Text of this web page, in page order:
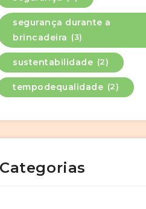
segurança durante a
brincadeira (3)
sustentabilidade (2)
tempodequalidade (2)
Categorias